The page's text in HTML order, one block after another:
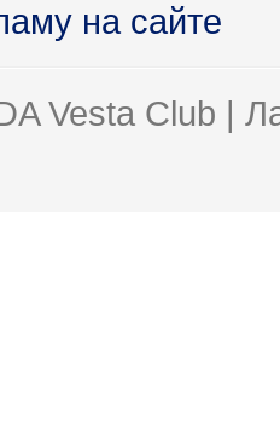
на сайте
Vesta Club |